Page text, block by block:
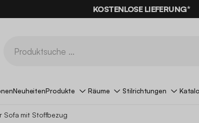
AUF DER SCHNÄPPCHEN* MIT DEM
KOSTENLOSE LIEFERUNG*
NeuheitenProdukte Räume Stilrichtungen
Sofa mit Stoffbezug